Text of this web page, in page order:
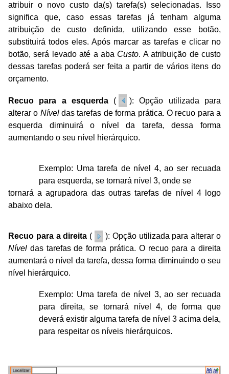
atribuir o novo custo da(s) tarefa(s) selecionadas. Isso
significa que, caso essas tarefas já tenham alguma
atribuição de custo definida, utilizando esse botão,
substituirá todos eles. Após marcar as tarefas e clicar no
botão,será levado até a aba Custo. A atribuição de custo
dessas tarefas poderá ser feita a partir de vários itens do
orçamento.
Recuo para a esquerda(
): Opção utilizada para
alterar o Níveldas tarefas de forma prática. O recuo para a
esquerda diminuirá o nível da tarefa, dessa forma
aumentando o seu nível hierárquico.
Exemplo: Uma tarefa de nível 4, ao ser recuada
para esquerda, se tornará nível 3, onde se
tornará a agrupadora das outras tarefas de nível 4 logo
abaixo dela.
Recuo para a direita (
): Opção utilizada para alterar o
Nível das tarefas de forma prática. O recuo para a direita
aumentará o nível da tarefa, dessa forma diminuindo o seu
nível hierárquico.
Exemplo: Uma tarefa de nível 3, ao ser recuada
para direita, se tornará nível 4, de forma que
deverá existir alguma tarefa de nível 3 acima dela,
para respeitar os níveis hierárquicos.